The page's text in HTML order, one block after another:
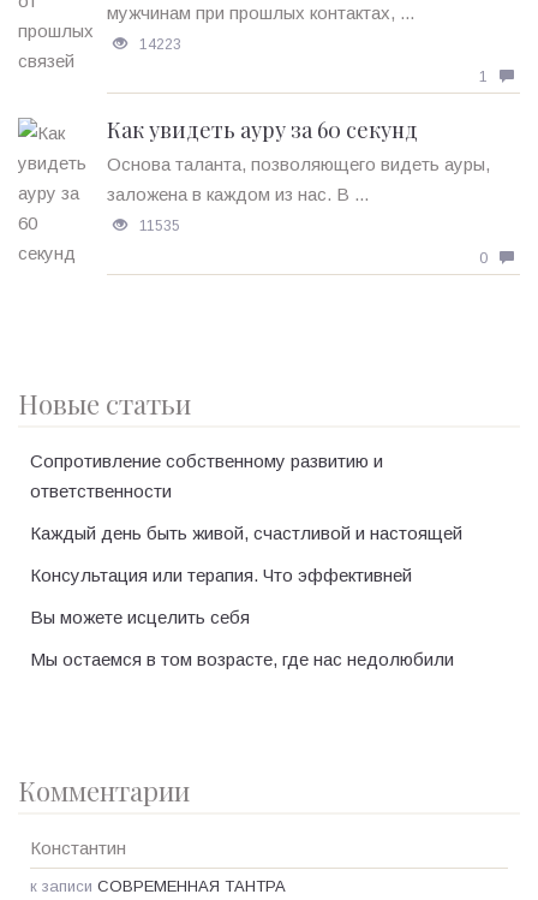
мужчинам при прошлых контактах, ...
14223
1
Как увидеть ауру за 60 секунд
Основа таланта, позволяющего видеть ауры,
заложена в каждом из нас. В ...
11535
0
Новые статьи
Сопротивление собственному развитию и
ответственности
Каждый день быть живой, счастливой и настоящей
Консультация или терапия. Что эффективней
Вы можете исцелить себя
Мы остаемся в том возрасте, где нас недолюбили
Комментарии
Константин
к записи СОВРЕМЕННАЯ ТАНТРА